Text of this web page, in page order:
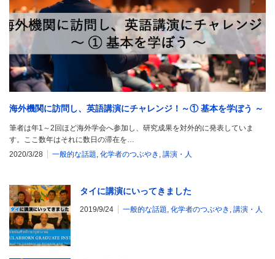
海外機関に訪問し、英語講演にチャレンジ！～① 基本を学ぼう ～
筆者は年1～2回ほど海外学会へ参加し、研究成果を対外的に発表していま
す。ここ数年はそれに数日の滞在を…
2020/3/28
一般的な話題, 化学者のつぶやき , 講演・人
タイに講演にいってきました
2019/9/24 一般的な話題, 化学者のつぶやき , 講演・人